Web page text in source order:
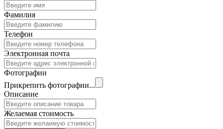
Фамилия
Телефон
Электронная почта
Фотографии
Прикрепить фотографии...
Описание
Желаемая стоимость